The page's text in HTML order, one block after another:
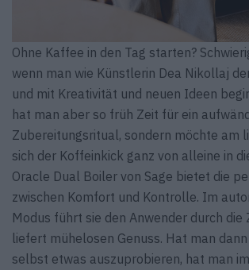
Ohne Kaffee in den Tag starten?
wenn man wie Künstlerin Dea Nikollaj
und mit Kreativität und neuen Ideen
hat man aber so früh Zeit für ein
Zubereitungsritual, sondern möchte am
sich der Koffeinkick ganz von alleine in
Oracle Dual Boiler von Sage bietet die
zwischen Komfort und Kontrolle. Im
Modus führt sie den Anwender durch die
liefert mühelosen Genuss. Hat man
selbst etwas auszuprobieren, hat man